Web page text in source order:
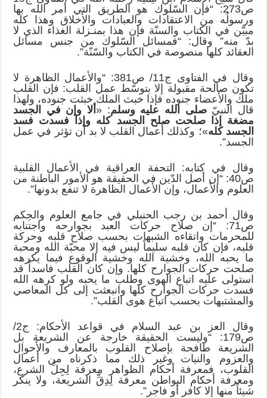
ص273: “فإن السّلوك هو الطريق التي أمر الله بها
ورسولُه من الاعتقادات والعبادات والأخلاق وهذا كله
مبيّن في الكتاب والسنّة فإن هذا بمنـزلة الغذاء الذي لا
بدّ منه” وقال: “فمسائل السّلوك من جنس مسائل
العقائد كلها منصوصة في الكتاب والسّنّة”.
وقال في الفتاوى ج11/ ص381: “والأعمال الظاهرة لا
تكون صالحة مقبولة إلا بتوسّط عمل القلب: فإن القلب
ملك والأعضاء جنوده فإذا خبث الملك خبثت جنوده، ولهذا
قال النبيّصلى الله عليه وسلم: « ألا وإن في الجسد
مضغة إذا صلحت صلح الجسد كله وإذا
فسدت فسد
الجسد كله»؛ وكذلك أعمال القلب لا بد أن تؤثر في عمل
الجسد”.
وقال في كتابه: التحفة العراقية في الأعمال القلبية
ص40: “إن أصل الدّين في الحقيقة هو الأمور الباطنة من
العلوم والأعمال، وإن الأعمال الظاهرة لا تنفع بدونها”.
وقال أحمد بن رجب الحنبلي في جامع العلوم والحِكم
ص71: “إن صلاح حركات العبد بجوارحه واجتنابه
للمحرمات واتقاءه الشبهات بحسب صلاح قلبه وحركة
قلبه، فإن كان قلبه سليماً ليس فيه إلا محبّة الله ومحبة
ما يحبه الله، وخشية الله وخشية الوقوع فيما يكرهه
صلحت حركات الجوارح كلها. وإن كان القلب فاسداً قد
استولى عليه اتباع الهوى وطلب ما يحبه ولو كرهه الله
فسدت حركات الجوارح كلها وانبعثت إلى كل المعاصي
والمشتبهات بحسب اتباع هوى القلب”.
وقال العز بن عبد السلام في قواعد الأحكام: ج2/
ص179: “وليست الحقيقة خارجة عن الشريعة بل
الشريعة طافحة بإصلاح القلوب بالمعارف والأحوال
والعزوم والنيات وغير ذلك مما ذكرناه من أعمال
القلوب، فمعرفة أحكام الظواهر معرفة لِجِلِّ الشرع،
ومعرفة أحكام البواطن معرفة لِدِقِّ الشريعة، ولا ينكر
شيئاً منها إلا كافر أو فاجر”.